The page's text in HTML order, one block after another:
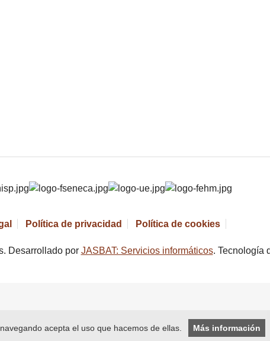
Política de privacidad Política de cookies
Desarrollado por JASBAT: Servicios informáticos. Tecnología
acepta el uso que hacemos de ellas. Más información